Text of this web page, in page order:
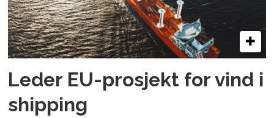
Leder EU-prosjekt for vind i
shipping